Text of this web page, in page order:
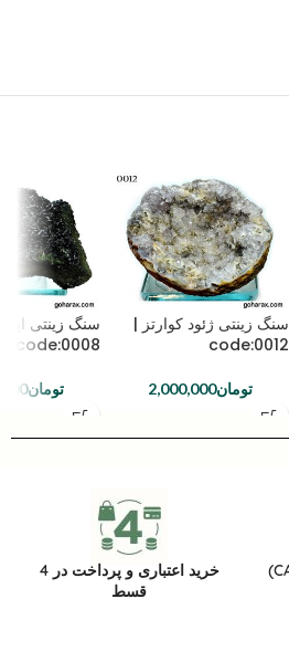
سنگ زینتی ژئود کوارتز |
code:0012
تومان2,000,000
سنگ زینتی
code:0008
تومان
خرید اعتباری و پرداخت در 4
قسط